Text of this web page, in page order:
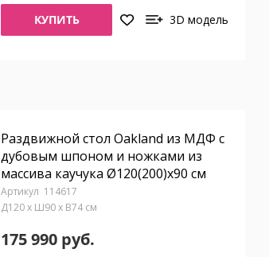
КУПИТЬ 3D модель
Раздвижной стол Oakland из МДФ с
дубовым шпоном и ножками из
массива каучука Ø120(200)x90 см
114617
Д120 x Ш90 x В74 см
175 990 руб.